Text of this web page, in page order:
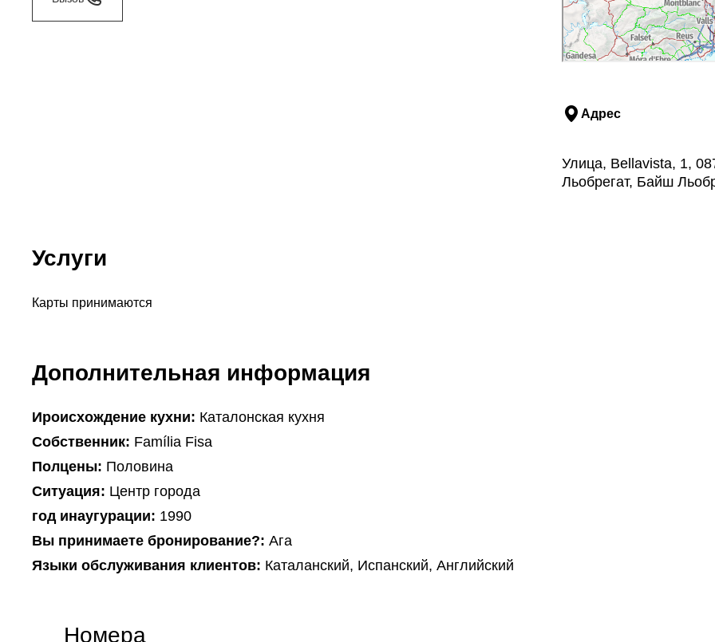
Адрес
Улица, Bellavista, 1,
Льобрегат, Байш
Услуги
Карты принимаются
Дополнительная информация
Ироисхождение кухни: Каталонская кухня
Собственник: Família Fisa
Полцены: Половина
Ситуация: Центр города
год инаугурации: 1990
Вы принимаете бронирование?: Ага
Языки обслуживания клиентов: Каталанский, Испанский, Английский
Номера